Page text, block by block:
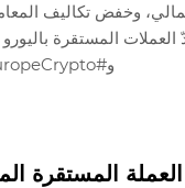
وخفض تكاليف
العملات المستقرة
و#EuropeCrypto.
المستقرة